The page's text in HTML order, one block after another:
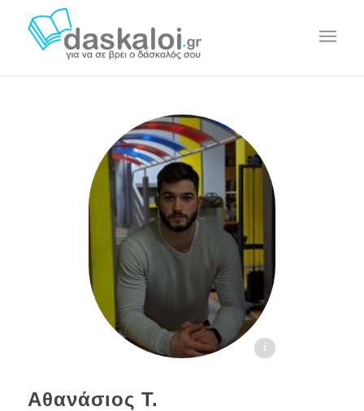
Θάνος Τ. - daskaloi.gr
Αθανάσιος Τ.